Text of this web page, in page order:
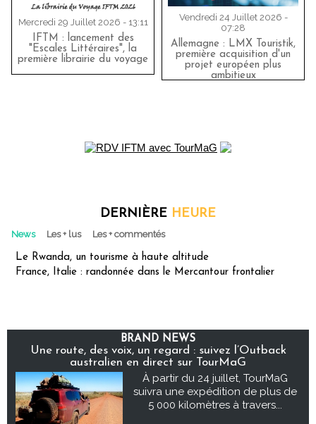
Mercredi 29 Juillet 2026 - 13:11
IFTM : lancement des
"Escales Littéraires", la
première librairie du voyage
Vendredi 24 Juillet 2026 -
07:28
Allemagne : LMX Touristik,
première acquisition d'un
projet européen plus
ambitieux
DERNIÈRE HEURE
News Les + lus Les + commentés
Le Rwanda, un tourisme à haute altitude
France, Italie : randonnée dans le Mercantour frontalier
BRAND NEWS
Une route, des voix, un regard : suivez l’Outback
australien en direct sur TourMaG
À partir du 24 juillet, TourMaG
suivra une expédition de plus de
5 000 kilomètres à travers...